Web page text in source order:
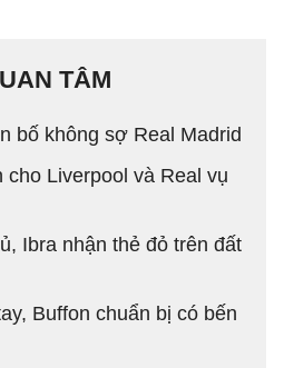
TÂM
bố không sợ Real Madrid
cho Liverpool và Real vụ
Ibra nhận thẻ đỏ trên đất
Buffon chuẩn bị có bến